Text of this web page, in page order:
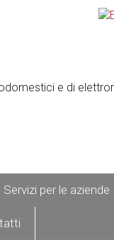
Servizi per le aziende